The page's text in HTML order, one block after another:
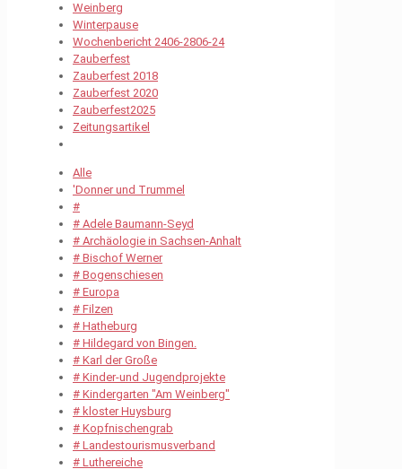
Weinberg
Winterpause
Wochenbericht 2406-2806-24
Zauberfest
Zauberfest 2018
Zauberfest 2020
Zauberfest2025
Zeitungsartikel
Alle
'Donner und Trummel
#
# Adele Baumann-Seyd
# Archäologie in Sachsen-Anhalt
# Bischof Werner
# Bogenschiesen
# Europa
# Filzen
# Hatheburg
# Hildegard von Bingen.
# Karl der Große
# Kinder-und Jugendprojekte
# Kindergarten "Am Weinberg"
# kloster Huysburg
# Kopfnischengrab
# Landestourismusverband
# Luthereiche